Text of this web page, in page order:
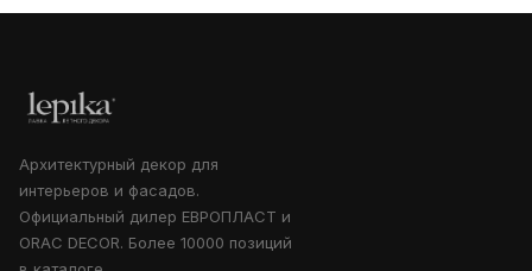
Архитектурный декор для
интерьеров и фасадов.
Официальный дилер ЕВРОПЛАСТ и
ORAC DECOR. Более 10000 позиций